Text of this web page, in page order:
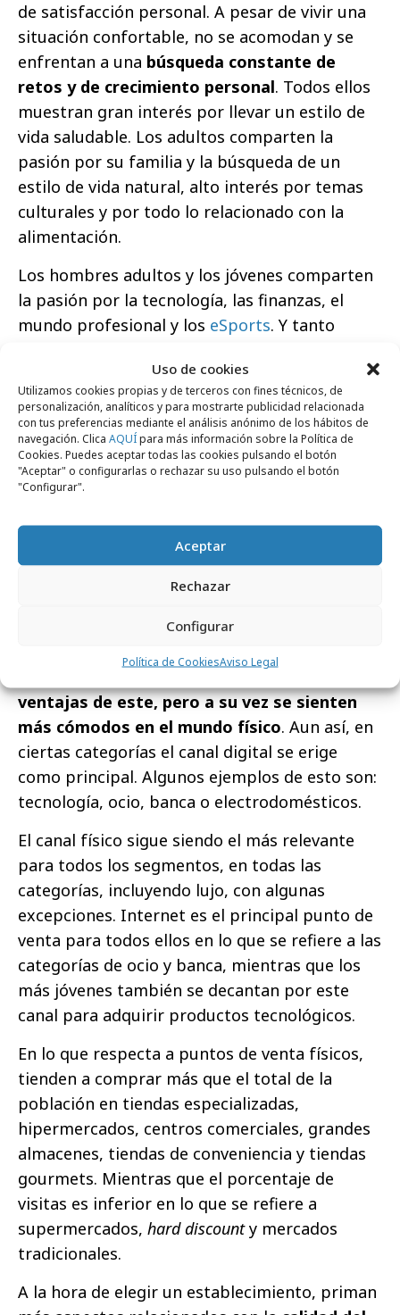
Uso de cookies
Utilizamos cookies propias y de terceros con fines técnicos, de
personalización, analíticos y para mostrarte publicidad relacionada
con tus preferencias mediante el análisis anónimo de los hábitos de
navegación. Clica AQUÍpara más información sobre la Política de
Cookies. Puedes aceptar todas las cookies pulsando el botón
"Aceptar" o configurarlas o rechazar su uso pulsando el botón
"Configurar".
Aceptar
Rechazar
Configurar
Política de CookiesAviso Legal
de satisfacción personal. A pesar de vivir una
situación confortable, no se acomodan y se
enfrentan a una búsqueda constante de
retos y de crecimiento personal. Todos ellos
muestran gran interés por llevar un estilo de
vida saludable. Los adultos comparten la
pasión por su familia y la búsqueda de un
estilo de vida natural, alto interés por temas
culturales y por todo lo relacionado con la
alimentación.
Los hombres adultos y los jóvenes comparten
la pasión por la tecnología, las finanzas, el
mundo profesional y los eSports. Y tanto
relacionado con la moda.
La importancia de lo digital
Los canales digitales ya son claves en la
búsqueda de información de productos y
pieza clave en la búsqueda de información el
punto de venta físico sigue siendo referente
para ellos sobre todo en algunas categorías
automoción. En los adultos es donde más se
percibe esta ambivalencia:
se han adaptado al
ventajas de este, pero a su vez se sienten
más cómodos en el mundo físico. Aun así, en
ciertas categorías el canal digital se erige
como principal. Algunos ejemplos de esto son:
tecnología, ocio, banca o electrodomésticos.
El canal físico sigue siendo el más relevante
para todos los segmentos, en todas las
categorías, incluyendo lujo, con algunas
excepciones. Internet es el principal punto de
venta para todos ellos en lo que se refiere a las
categorías de ocio y banca, mientras que los
más jóvenes también se decantan por este
canal para adquirir productos tecnológicos.
En lo que respecta a puntos de venta físicos,
tienden a comprar más que el total de la
población en tiendas especializadas,
hipermercados, centros comerciales, grandes
almacenes, tiendas de conveniencia y tiendas
gourmets. Mientras que el porcentaje de
visitas es inferior en lo que se refiere a
supermercados, hard discounty mercados
tradicionales.
A la hora de elegir un establecimiento, priman